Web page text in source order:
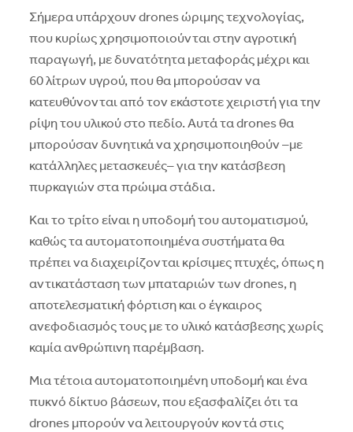
Σήμερα υπάρχουν drones ώριμης τεχνολογίας,
που κυρίως χρησιμοποιούνται στην αγροτική
παραγωγή, με δυνατότητα μεταφοράς μέχρι και
60 λίτρων υγρού, που θα μπορούσαν να
κατευθύνονται από τον εκάστοτε χειριστή για την
ρίψη του υλικού στο πεδίο. Αυτά τα drones θα
μπορούσαν δυνητικά να χρησιμοποιηθούν –με
κατάλληλες μετασκευές– για την κατάσβεση
πυρκαγιών στα πρώιμα στάδια.
Και το τρίτο είναι η υποδομή του αυτοματισμού,
καθώς τα αυτοματοποιημένα συστήματα θα
πρέπει να διαχειρίζονται κρίσιμες πτυχές, όπως η
αντικατάσταση των μπαταριών των drones, η
αποτελεσματική φόρτιση και ο έγκαιρος
ανεφοδιασμός τους με το υλικό κατάσβεσης χωρίς
καμία ανθρώπινη παρέμβαση.
Μια τέτοια αυτοματοποιημένη υποδομή και ένα
πυκνό δίκτυο βάσεων, που εξασφαλίζει ότι τα
drones μπορούν να λειτουργούν κοντά στις